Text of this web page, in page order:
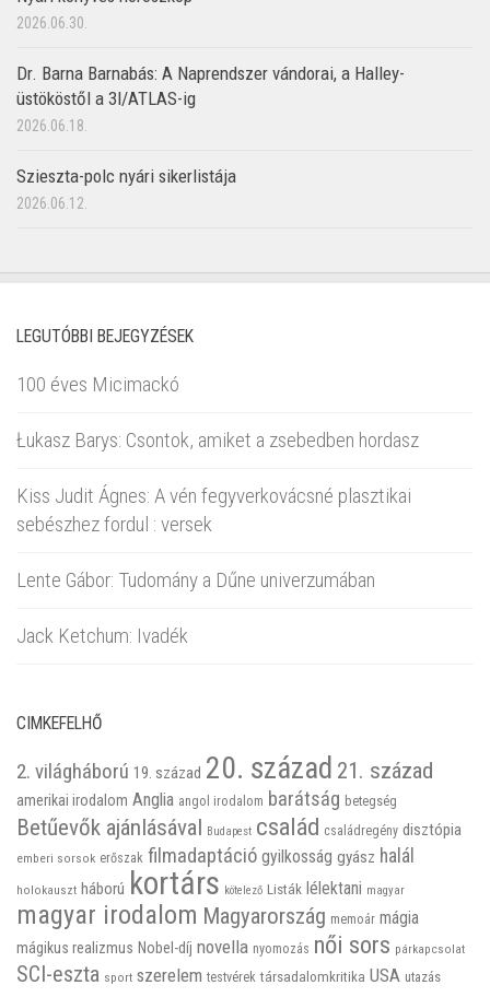
2026.06.30.
Dr. Barna Barnabás: A Naprendszer vándorai, a Halley-
üstököstől a 3I/ATLAS-ig
2026.06.18.
Szieszta-polc nyári sikerlistája
2026.06.12.
LEGUTÓBBI BEJEGYZÉSEK
100 éves Micimackó
Łukasz Barys: Csontok, amiket a zsebedben hordasz
Kiss Judit Ágnes: A vén fegyverkovácsné plasztikai
sebészhez fordul : versek
Lente Gábor: Tudomány a Dűne univerzumában
Jack Ketchum: Ivadék
CIMKEFELHŐ
2. világháború 19. század 20. század 21. század
amerikai irodalom Anglia angol irodalom barátság betegség
Betűevők ajánlásával Budapest család családregény disztópia
emberi sorsok erőszak filmadaptáció gyilkosság gyász halál
holokauszt háború kortárs kötelező Listák lélektani magyar
magyar irodalom Magyarország memoár mágia
mágikus realizmus Nobel-díj novella nyomozás női sors párkapcsolat
SCI-eszta sport szerelem testvérek társadalomkritika USA utazás